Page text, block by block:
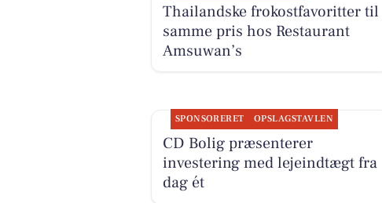
Thailandske frokostfavoritter til
samme pris hos Restaurant
Amsuwan’s
SPONSORERET OPSLAGSTAVLEN
CD Bolig præsenterer
investering med lejeindtægt fra
dag ét